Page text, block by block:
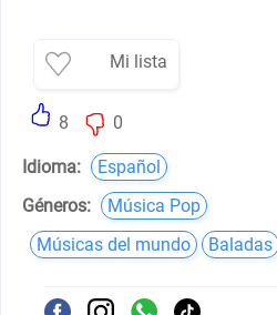
Mi lista
8 0
Idioma:
Español
Géneros:
Música Pop
Músicas del mundo
Baladas